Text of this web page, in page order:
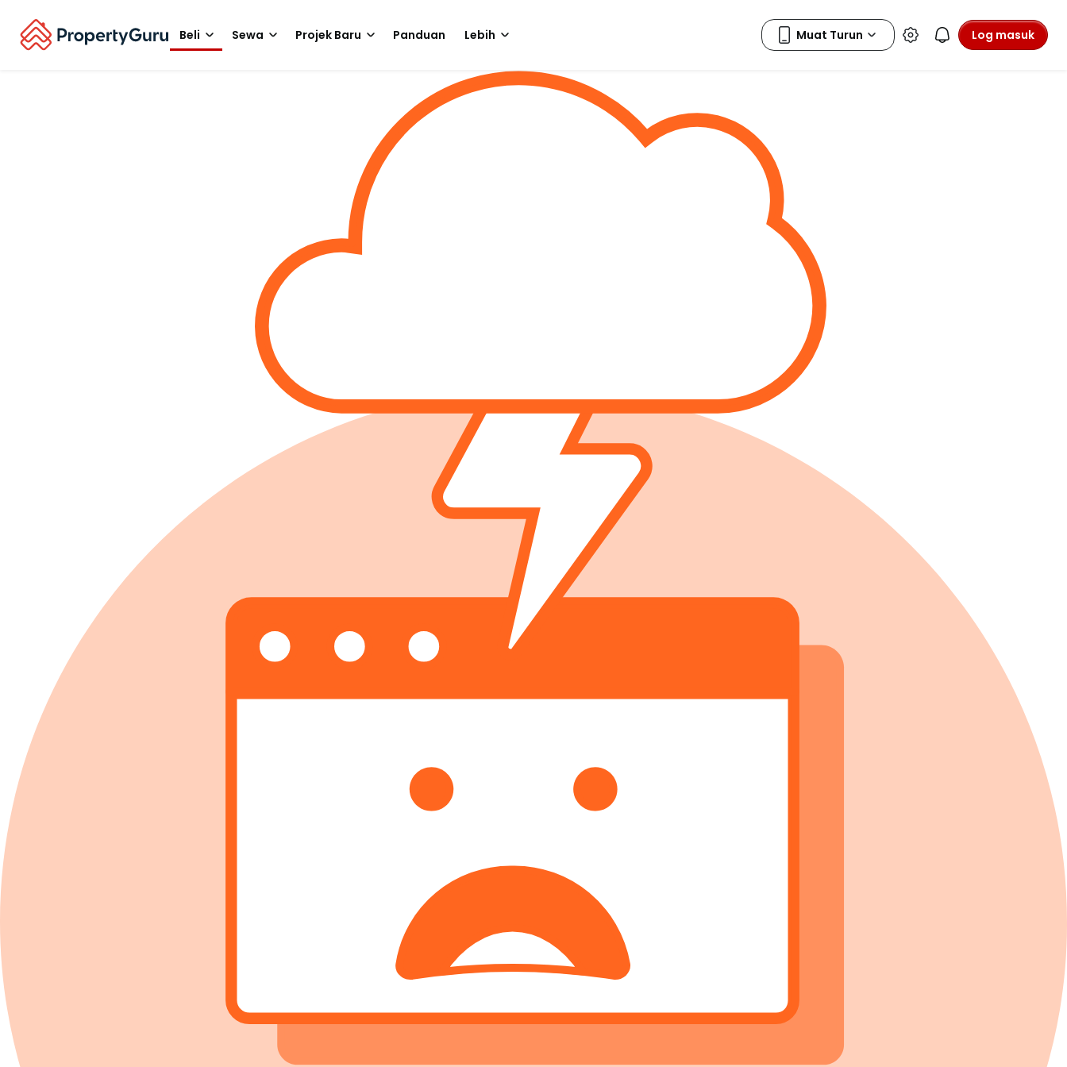
Beli Sewa Projek Baru Panduan Lebih Log masuk